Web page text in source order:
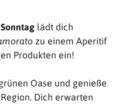
lädt dich
zu einem Aperitif
Produkten ein!
Oase und genieße
Dich erwarten